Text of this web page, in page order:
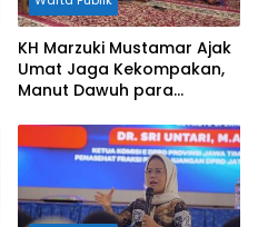
KH Marzuki Mustamar Ajak
Umat Jaga Kekompakan,
Manut Dawuh para